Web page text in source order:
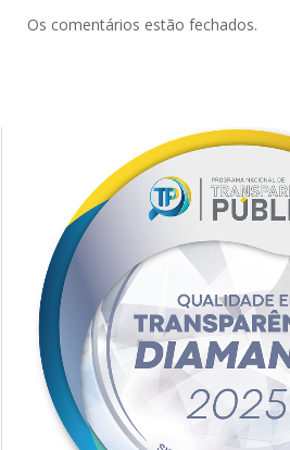
Os comentários estão fechados.